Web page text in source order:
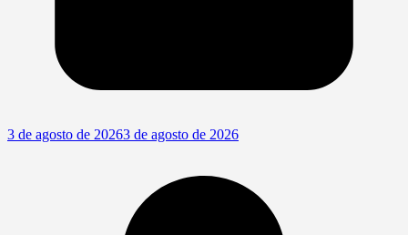
3 de agosto de 20263 de agosto de 2026